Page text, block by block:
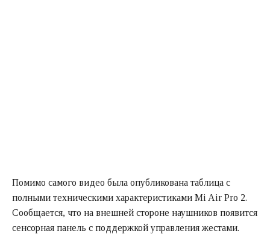
Помимо самого видео была опубликована таблица с
полными техническими характеристиками Mi Air Pro 2.
Сообщается, что на внешней стороне наушников появится
сенсорная панель с поддержкой управления жестами.